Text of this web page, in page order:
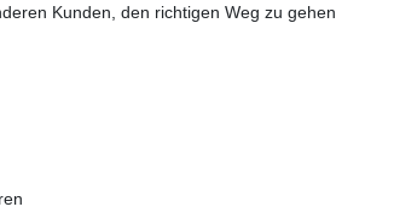
Kunden, den richtigen Weg zu gehen